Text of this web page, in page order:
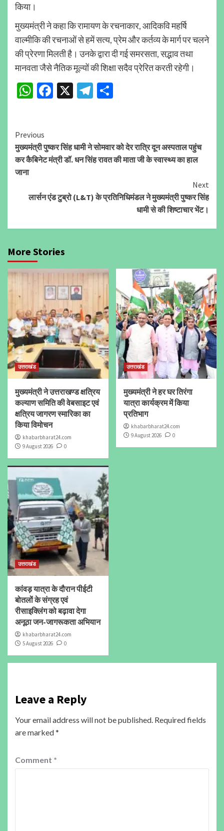
किया।
मुख्यमंत्री ने कहा कि रामायण के रचनाकार, आदिकवि महर्षि
वाल्मीकि की रचनाओं से हमें सत्य, प्रेम और कर्तव्य के मार्ग पर चलने
की प्रेरणा मिलती है। उनके द्वारा दी गई समरसता, सद्भाव तथा
मानवता जैसे नैतिक मूल्यों की शिक्षा सदैव प्रेरित करती रहेगी।
WhatsApp
Facebook
X Telegram
Continue
Reading
Previous
मुख्यमंत्री पुष्कर सिंह धामी ने सोमवार को देर रात्रि दून अस्पताल पहुंच
कर कैबिनेट मंत्री डॉ. धन सिंह रावत की माता जी के स्वास्थ्य का हाल
जाना
Next
लार्सन एंड टुब्रो (L&T) के प्रतिनिधिमंडल ने मुख्यमंत्री पुष्कर सिंह
धामी से की शिष्टाचार भेंट।
More Stories
उत्तराखंड
मुख्यमंत्री ने उत्तराखण्ड क्षत्रिय
कल्याण समिति की वेबसाइट एवं
क्षत्रिय जागरण स्मारिका का
किया विमोचन
khabarbharat24.com
9 August 2026
0
उत्तराखंड
मुख्यमंत्री ने हर घर तिरंगा
यात्रा कार्यक्रम में किया
प्रतिभाग
khabarbharat24.com
9 August 2026
0
उत्तराखंड
कांवड़ यात्रा के दौरान पीईटी
बोतलों के संग्रह एवं
रीसाइक्लिंग को बढ़ावा देगा
अनूठा जन-जागरूकता अभियान
khabarbharat24.com
5 August 2026
0
Leave a Reply
Your email address will not be published. Required fields
are marked*
Comment *